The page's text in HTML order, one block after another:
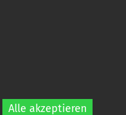
Alle akzeptieren